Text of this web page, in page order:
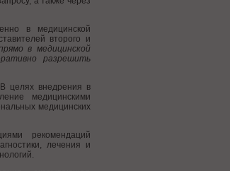
в медицинской
второго и
в медицинской
разрешить
целях внедрения в
медицинскими
медицинских
рекомендаций
лечения и